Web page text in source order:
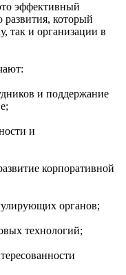
эффективный
развития, который
так и организации в
и поддержание
и
корпоративной
органов;
технологий;